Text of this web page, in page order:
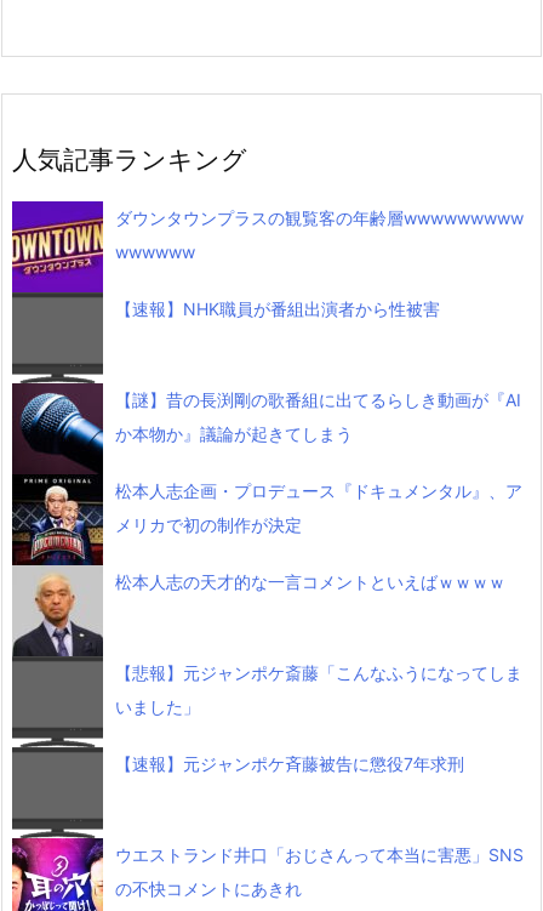
人気記事ランキング
ダウンタウンプラスの観覧客の年齢層wwwwwwwww
wwwwww
【速報】NHK職員が番組出演者から性被害
【謎】昔の長渕剛の歌番組に出てるらしき動画が『AI
か本物か』議論が起きてしまう
松本人志企画・プロデュース『ドキュメンタル』、ア
メリカで初の制作が決定
松本人志の天才的な一言コメントといえばｗｗｗｗ
【悲報】元ジャンポケ斎藤「こんなふうになってしま
いました」
【速報】元ジャンポケ斉藤被告に懲役7年求刑
ウエストランド井口「おじさんって本当に害悪」SNS
の不快コメントにあきれ